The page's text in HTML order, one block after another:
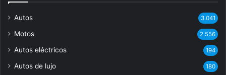
Autos 3.041
Motos 2.556
Autos eléctricos 194
Autos de lujo 180